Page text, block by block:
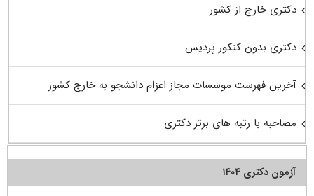
دکتری خارج از کشور
دکتری بدون کنکور پردیس
آخرین فهرست موسسات مجاز اعزام دانشجو به خارج کشور
مصاحبه با رتبه های برتر دکتری
آزمون دکتری ۱۴۰۴